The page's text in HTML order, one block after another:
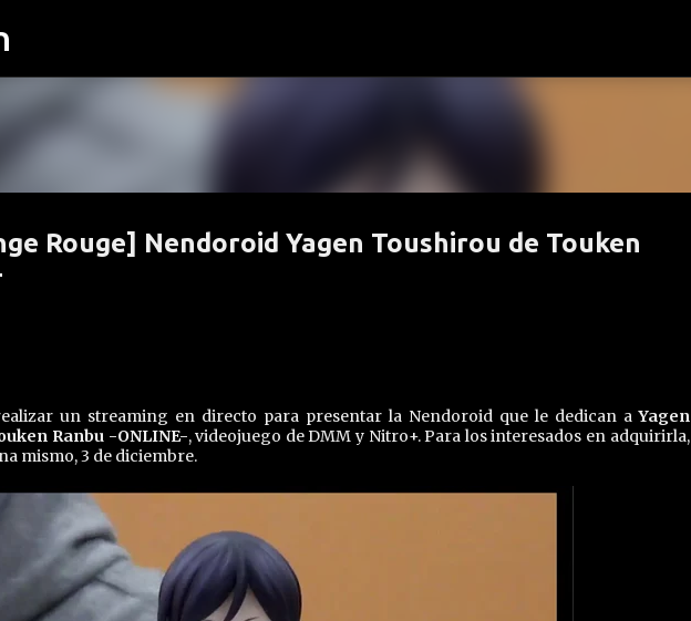
Rouge] Nendoroid Yagen Toushirou de Touken
un streaming en directo para presentar la Nendoroid que le dedican aYagen
Ranbu -ONLINE-, videojuego de DMM y Nitro+. Para los interesados en adquirirla,
mismo, 3 de diciembre.